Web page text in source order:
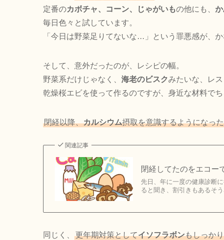
定番のカボチャ、コーン、じゃがいもの他にも、
毎日色々と試しています。
「今日は野菜足りてないな…」という罪悪感が、か
そして、意外だったのが、レシピの幅。
野菜系だけじゃなく、 海老のビスクみたいな、レ
乾燥桜エビを使って作るのですが、身近な材料で
閉経以降、カルシウム摂取を意識するようになっ
関連記事
閉経してたのをエコー
先日、年に一度の健康診断
ると聞き、割引きもあるそ
同じく、 更年期対策としてイソフラボンもしっか